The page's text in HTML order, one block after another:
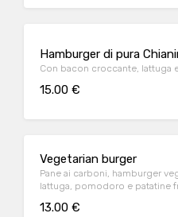
Hamburger di pura
Con bacon croccante, lattuga
15.00 €
Vegetarian burger
Pane ai carboni, hamburger
lattuga, pomodoro e patatine
13.00 €